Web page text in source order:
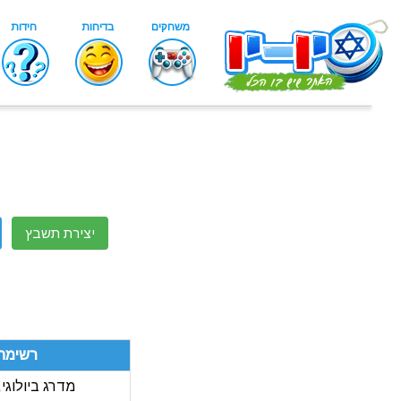
יצירת תשבץ
מדרג